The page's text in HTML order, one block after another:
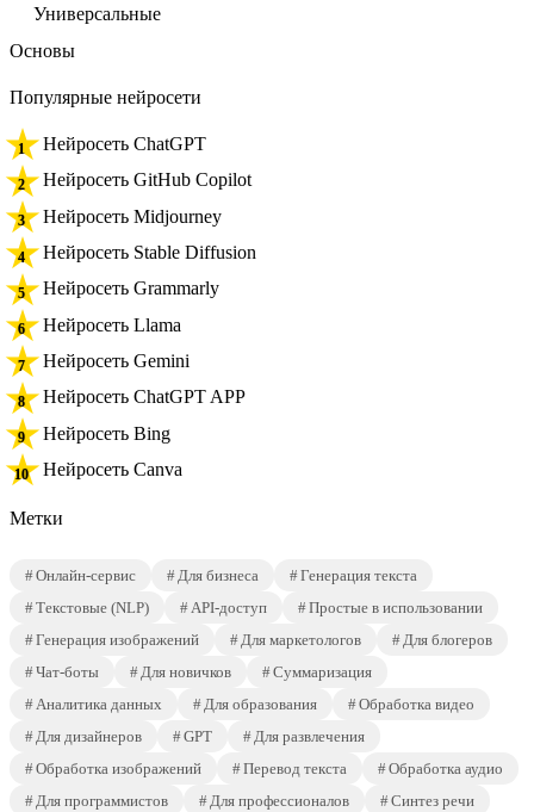
Универсальные
Основы
Популярные нейросети
Нейросеть ChatGPT
Нейросеть GitHub Copilot
Нейросеть Midjourney
Нейросеть Stable Diffusion
Нейросеть Grammarly
Нейросеть Llama
Нейросеть Gemini
Нейросеть ChatGPT APP
Нейросеть Bing
Нейросеть Canva
Метки
Онлайн-сервис Для бизнеса
Генерация текста
Текстовые (NLP)
API-доступ
Простые в использовании
Генерация изображений
Для маркетологов
Для блогеров
Чат-боты
Для новичков
Суммаризация
Аналитика данных
Для образования
Обработка видео
Для дизайнеров
GPT
Для развлечения
Обработка изображений
Перевод текста
Обработка аудио
Для программистов
Для профессионалов
Синтез речи